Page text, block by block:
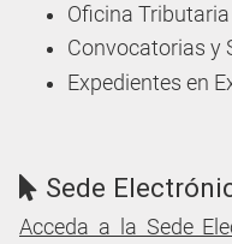
Oficina Tributaria
Convocatorias y
Expedientes en
Sede
Acceda a la Sede